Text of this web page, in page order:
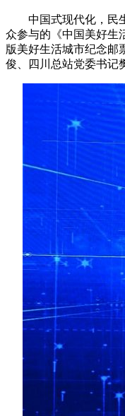
视频
现场
VIP会员
CCTV.节
中国式现代化，民生
众参与的《中国美好生
版美好生活城市纪念邮
俊、四川总站党委书记